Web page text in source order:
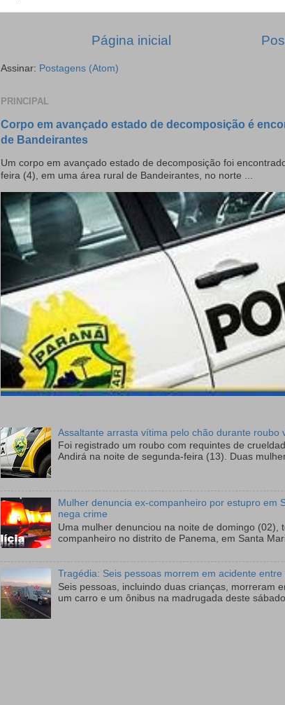
Página inicial
Assinar: Postagens (Atom)
PRINCIPAL
Corpo em avançado estado de decomposição é
de Bandeirantes
Um corpo em avançado estado de decomposição foi
feira (4), em uma área rural de Bandeirantes, no norte ...
Assaltante arrasta vítima pelo chão durante roubo
Foi registrado um roubo com requintes de
Andirá na noite de segunda-feira (13). Duas
Mulher denuncia ex-companheiro por estupro em
nega crime
Uma mulher denunciou na noite de domingo (02),
companheiro no distrito de Panema, em Santa
Tragédia: Seis pessoas morrem em acidente
Seis pessoas, incluindo duas crianças, morreram
um carro e um ônibus na madrugada deste